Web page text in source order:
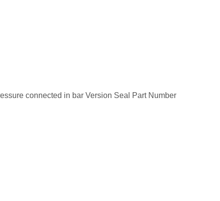
connected in bar Version Seal Part Number